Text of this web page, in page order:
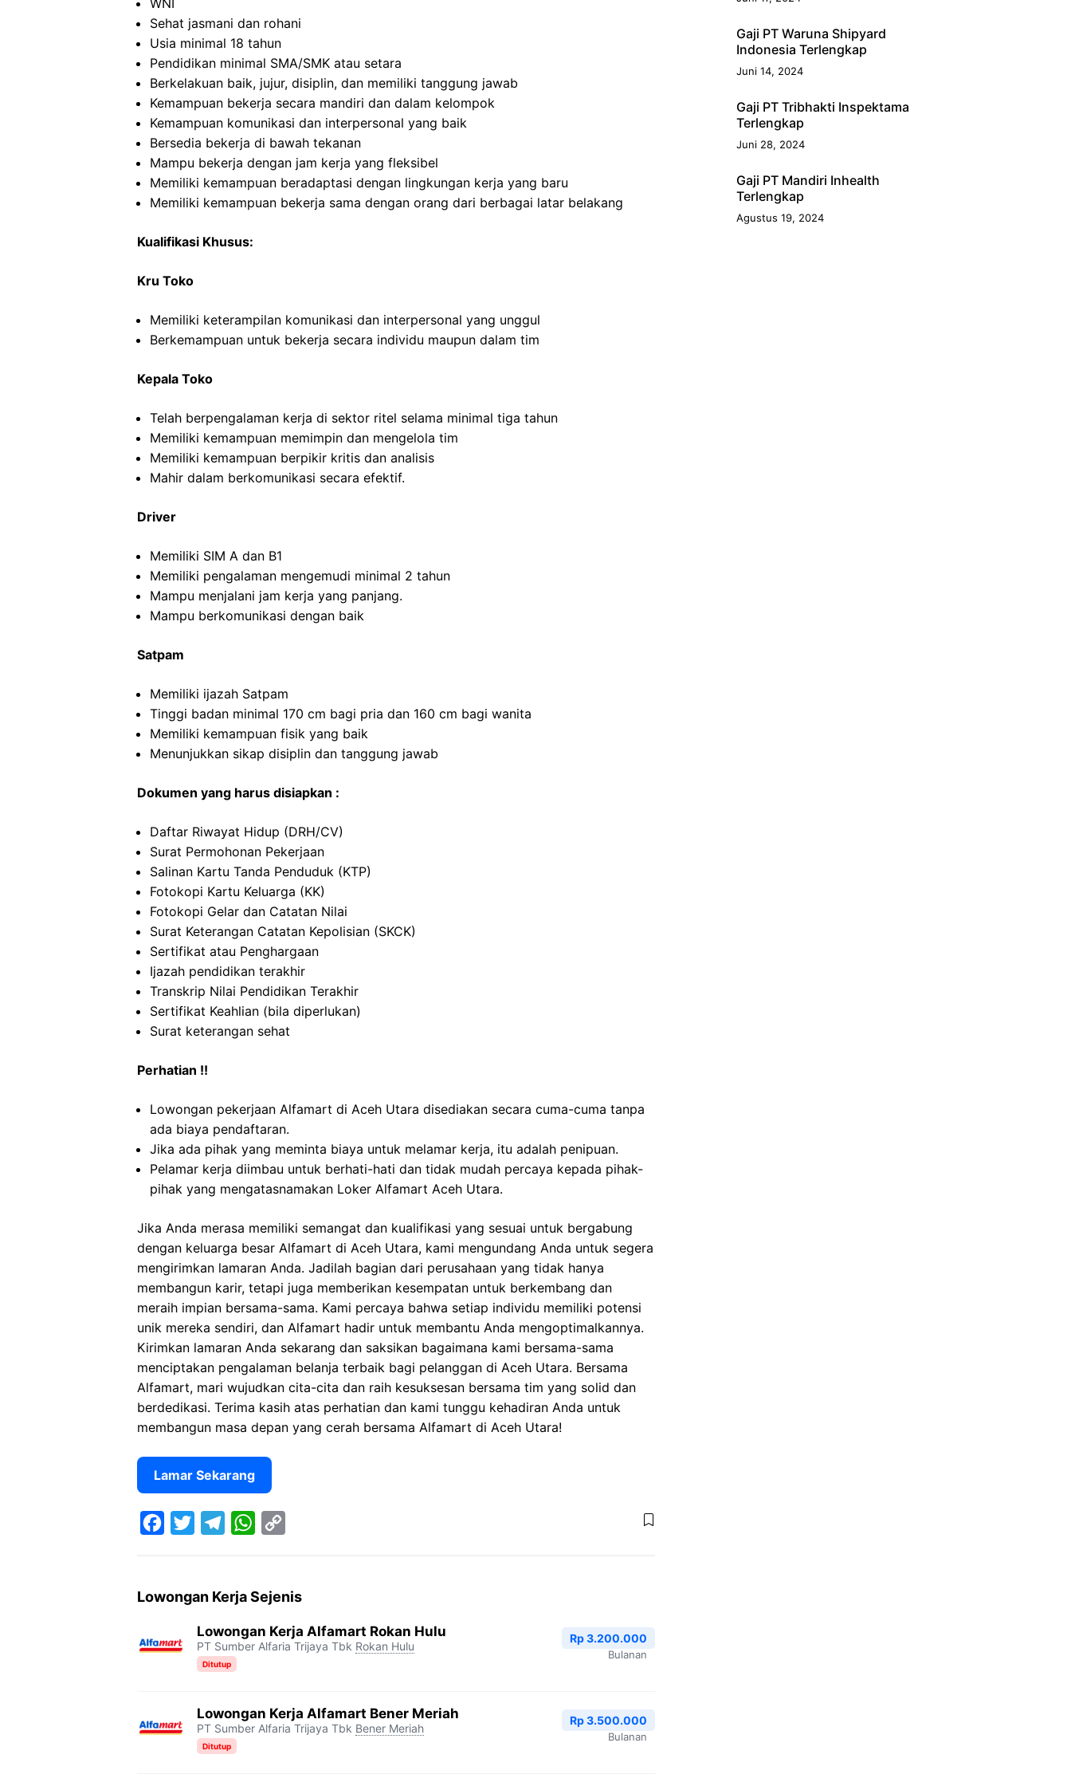
WNI
Sehat jasmani dan rohani
Usia minimal 18 tahun
Pendidikan minimal SMA/SMK atau setara
Berkelakuan baik, jujur, disiplin, dan memiliki tanggung jawab
Kemampuan bekerja secara mandiri dan dalam kelompok
Kemampuan komunikasi dan interpersonal yang baik
Bersedia bekerja di bawah tekanan
Mampu bekerja dengan jam kerja yang fleksibel
Memiliki kemampuan beradaptasi dengan lingkungan kerja yang baru
Memiliki kemampuan bekerja sama dengan orang dari berbagai latar belakang
Kualifikasi Khusus:
Kru Toko
Memiliki keterampilan komunikasi dan interpersonal yang unggul
Berkemampuan untuk bekerja secara individu maupun dalam tim
Kepala Toko
Telah berpengalaman kerja di sektor ritel selama minimal tiga tahun
Memiliki kemampuan memimpin dan mengelola tim
Memiliki kemampuan berpikir kritis dan analisis
Mahir dalam berkomunikasi secara efektif.
Driver
Memiliki SIM A dan B1
Memiliki pengalaman mengemudi minimal 2 tahun
Mampu menjalani jam kerja yang panjang.
Mampu berkomunikasi dengan baik
Satpam
Memiliki ijazah Satpam
Tinggi badan minimal 170 cm bagi pria dan 160 cm bagi wanita
Memiliki kemampuan fisik yang baik
Menunjukkan sikap disiplin dan tanggung jawab
Dokumen yang harus disiapkan :
Daftar Riwayat Hidup (DRH/CV)
Surat Permohonan Pekerjaan
Salinan Kartu Tanda Penduduk (KTP)
Fotokopi Kartu Keluarga (KK)
Fotokopi Gelar dan Catatan Nilai
Surat Keterangan Catatan Kepolisian (SKCK)
Sertifikat atau Penghargaan
Ijazah pendidikan terakhir
Transkrip Nilai Pendidikan Terakhir
Sertifikat Keahlian (bila diperlukan)
Surat keterangan sehat
Perhatian !!
Lowongan pekerjaan Alfamart di Aceh Utara disediakan secara cuma-cuma tanpa
ada biaya pendaftaran.
Jika ada pihak yang meminta biaya untuk melamar kerja, itu adalah penipuan.
Pelamar kerja diimbau untuk berhati-hati dan tidak mudah percaya kepada pihak-
pihak yang mengatasnamakan Loker Alfamart Aceh Utara.
Jika Anda merasa memiliki semangat dan kualifikasi yang sesuai untuk bergabung
dengan keluarga besar Alfamart di Aceh Utara, kami mengundang Anda untuk segera
mengirimkan lamaran Anda. Jadilah bagian dari perusahaan yang tidak hanya
membangun karir, tetapi juga memberikan kesempatan untuk berkembang dan
meraih impian bersama-sama. Kami percaya bahwa setiap individu memiliki potensi
unik mereka sendiri, dan Alfamart hadir untuk membantu Anda mengoptimalkannya.
Kirimkan lamaran Anda sekarang dan saksikan bagaimana kami bersama-sama
menciptakan pengalaman belanja terbaik bagi pelanggan di Aceh Utara. Bersama
Alfamart, mari wujudkan cita-cita dan raih kesuksesan bersama tim yang solid dan
berdedikasi. Terima kasih atas perhatian dan kami tunggu kehadiran Anda untuk
membangun masa depan yang cerah bersama Alfamart di Aceh Utara!
Lamar Sekarang
c
b
i
t
l
g
r
m
a
s
A
p
p
L
k
Lowongan Kerja Sejenis
Lowongan Kerja Alfamart Rokan Hulu
PT Sumber Alfaria Trijaya Tbk Rokan Hulu
Ditutup
Rp 3.200.000
Bulanan
Lowongan Kerja Alfamart Bener Meriah
PT Sumber Alfaria Trijaya Tbk Bener Meriah
Ditutup
Rp 3.500.000
Bulanan
Gaji PT Waruna Shipyard
Indonesia Terlengkap
Juni 14, 2024
Gaji PT Tribhakti Inspektama
Terlengkap
Juni 28, 2024
Gaji PT Mandiri Inhealth
Terlengkap
Agustus 19, 2024